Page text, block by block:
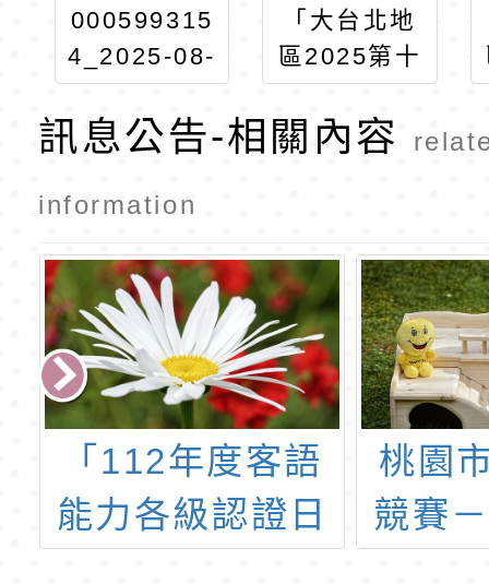
000599315
4_2025-08-
15_2025辭
修盃A4_2_
「大台北地
區2025第十
九屆辭修盃
國小英語數
訊息公告-相關內容
information
「112年度客語
能力各級認證日
桃園
競賽